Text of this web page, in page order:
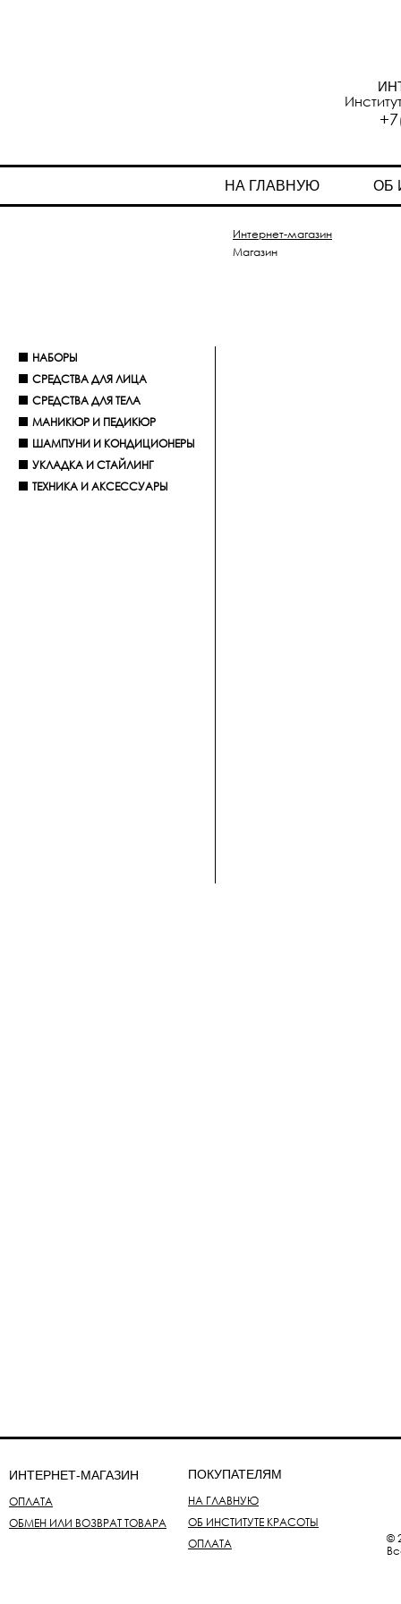
НА ГЛАВНУЮ ОБ
Интернет-магазин
Магазин
НАБОРЫ
СРЕДСТВА ДЛЯ ЛИЦА
СРЕДСТВА ДЛЯ ТЕЛА
МАНИКЮР И ПЕДИКЮР
ШАМПУНИ И КОНДИЦИОНЕРЫ
УКЛАДКА И СТАЙЛИНГ
ТЕХНИКА И АКСЕССУАРЫ
©
ИНТЕРНЕТ-МАГАЗИН
ОПЛАТА
ОБМЕН ИЛИ ВОЗВРАТ ТОВАРА
ПОКУПАТЕЛЯМ
НА ГЛАВНУЮ
ОБ ИНСТИТУТЕ КРАСОТЫ
ОПЛАТА